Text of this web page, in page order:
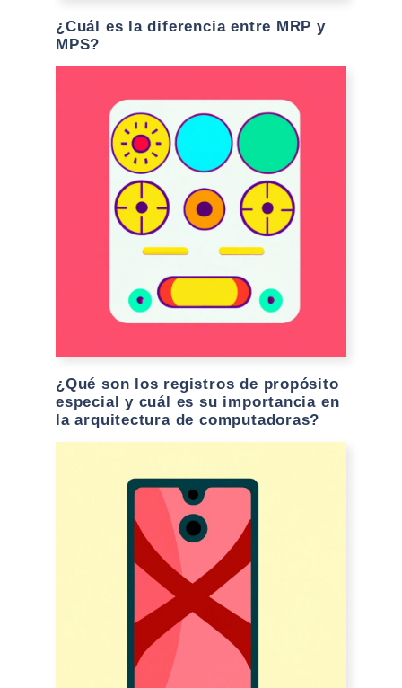
¿Cuál es la diferencia entre MRP y
MPS?
¿Qué son los registros de propósito
especial y cuál es su importancia en
la arquitectura de computadoras?